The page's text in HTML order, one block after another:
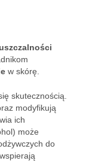
w skórę.
skutecznością.
modyfikują
ich
może
do
wspierają